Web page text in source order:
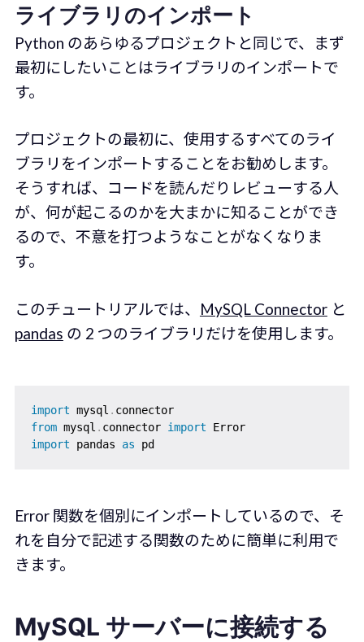
ライブラリのインポート
Python のあらゆるプロジェクトと同じで、まず
最初にしたいことはライブラリのインポートで
す。
プロジェクトの最初に、使用するすべてのライ
ブラリをインポートすることをお勧めします。
そうすれば、コードを読んだりレビューする人
が、何が起こるのかを大まかに知ることができ
るので、不意を打つようなことがなくなりま
す。
このチュートリアルでは、 MySQL Connectorと
pandas の 2 つのライブラリだけを使用します。
import mysql .
connector
from mysql . connector import
Error
import pandas as
Error 関数を個別にインポートしているので、そ
れを自分で記述する関数のために簡単に利用で
きます。
MySQL サーバーに接続する